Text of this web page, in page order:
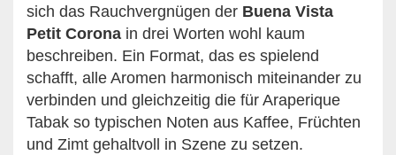
sich das Rauchvergnügen der Buena Vista
Petit Corona in drei Worten wohl kaum
beschreiben. Ein Format, das es spielend
schafft, alle Aromen harmonisch miteinander zu
verbinden und gleichzeitig die für Araperique
Tabak so typischen Noten aus Kaffee, Früchten
und Zimt gehaltvoll in Szene zu setzen.